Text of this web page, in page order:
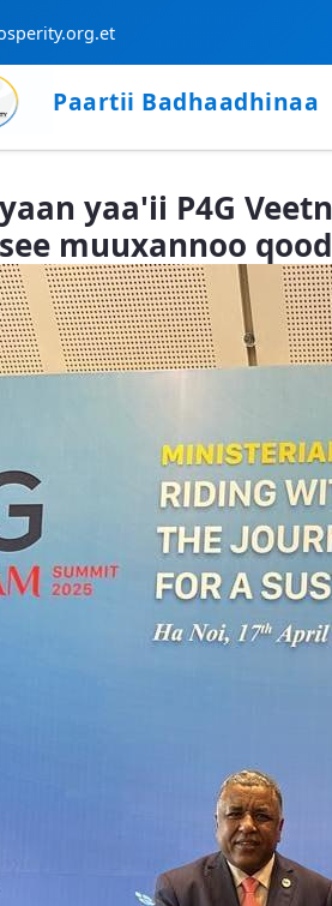
Paartii Badhaadhinaa
yaa'ii P4G
muuxannoo